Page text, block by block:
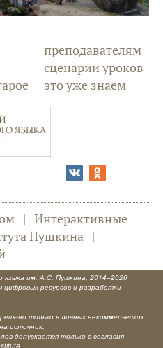
преподавателям
сценарии уроков
это уже знаем
| Интерактивные
Пушкина |
языка им. А.С. Пушкина, 2014–2026
ресурсов и разработки
только в личных некоммерческих
источник.
допускается только с согласия